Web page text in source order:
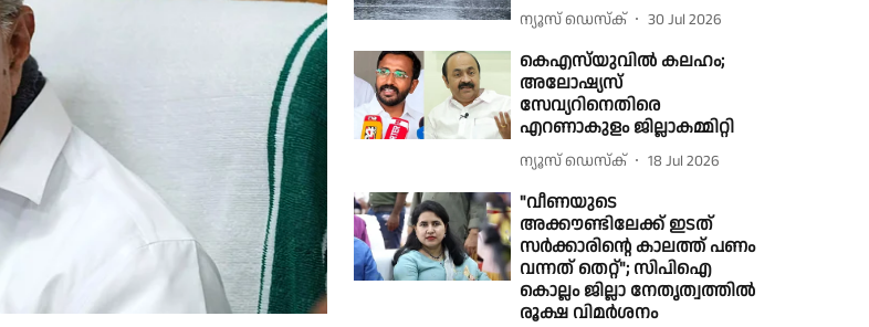
ന്യൂസ് ഡെസ്ക് 30 Jul 2026
കെഎസ്‌യുവിൽ കലഹം;
അലോഷ്യസ്
സേവ്യറിനെതിരെ
എറണാകുളം ജില്ലാകമ്മിറ്റി
ന്യൂസ് ഡെസ്ക് 18 Jul 2026
"വീണയുടെ
അക്കൗണ്ടിലേക്ക് ഇടത്
സർക്കാരിൻ്റെ കാലത്ത് പണം
വന്നത് തെറ്റ്"; സിപിഐ
കൊല്ലം ജില്ലാ നേതൃത്വത്തിൽ
രൂക്ഷ വിമർശനം